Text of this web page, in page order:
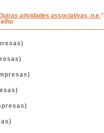
atividades associativas, n.e."